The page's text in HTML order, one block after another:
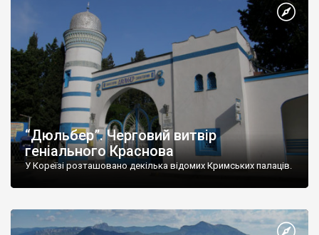
“Дюльбер”. Черговий витвір
геніального Краснова
У Кореїзі розташовано декілька відомих Кримських палаців.